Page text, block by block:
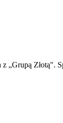
„Grupą Złotą".